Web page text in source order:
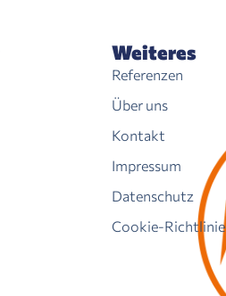
Weiteres
Referenzen
Über uns
Kontakt
Impressum
Datenschutz
Cookie-Richtlinie